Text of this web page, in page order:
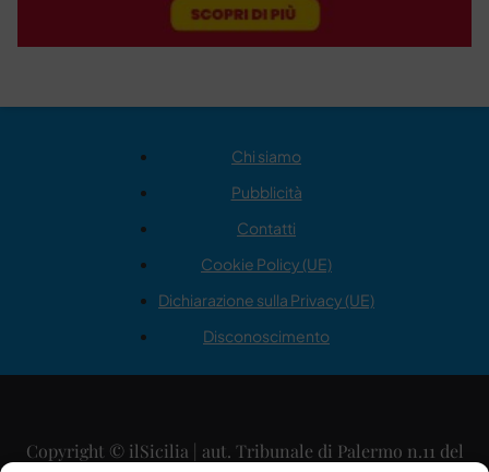
Chi siamo
Pubblicità
Contatti
Cookie Policy (UE)
Dichiarazione sulla Privacy (UE)
Disconoscimento
Copyright © ilSicilia | aut. Tribunale di Palermo n.11 del